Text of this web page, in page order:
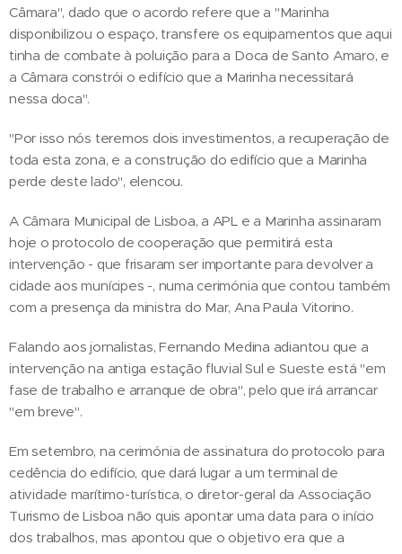
Câmara", dado que o acordo refere que a "Marinha
disponibilizou o espaço, transfere os equipamentos que aqui
tinha de combate à poluição para a Doca de Santo Amaro, e
a Câmara constrói o edifício que a Marinha necessitará
nessa doca".
"Por isso nós teremos dois investimentos, a recuperação de
toda esta zona, e a construção do edifício que a Marinha
perde deste lado", elencou.
A Câmara Municipal de Lisboa, a APL e a Marinha assinaram
hoje o protocolo de cooperação que permitirá esta
intervenção - que frisaram ser importante para devolver a
cidade aos munícipes -, numa cerimónia que contou também
com a presença da ministra do Mar, Ana Paula Vitorino.
Falando aos jornalistas, Fernando Medina adiantou que a
intervenção na antiga estação fluvial Sul e Sueste está "em
fase de trabalho e arranque de obra", pelo que irá arrancar
"em breve".
Em setembro, na cerimónia de assinatura do protocolo para
cedência do edifício, que dará lugar a um terminal de
atividade marítimo-turística, o diretor-geral da Associação
Turismo de Lisboa não quis apontar uma data para o início
dos trabalhos, mas apontou que o objetivo era que a